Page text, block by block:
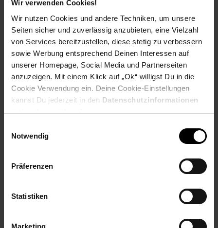
Wir verwenden Cookies!
Wir nutzen Cookies und andere Techniken, um unsere
Seiten sicher und zuverlässig anzubieten, eine Vielzahl
von Services bereitzustellen, diese stetig zu verbessern
sowie Werbung entsprechend Deinen Interessen auf
unserer Homepage, Social Media und Partnerseiten
anzuzeigen. Mit einem Klick auf „Ok“ willigst Du in die
Cookie Verwendung ein. Deine Cookie-Einstellungen
kannst Du jederzeit in den Datenschutzinformationen
ändern bzw. widerrufen.
Notwendig
Präferenzen
Statistiken
Marketing
Abmessungen
Großer Tisch (BxTxH): 46 x 46 x 42 cm
Kleiner Tisch (BxTxH): 36 x 36 x 39 cm
Durchmesser große Tischplatte: 40 cm
Durchmesser kleine Tischplatte: 29 cm
Farbe
In verschiedenen Räumen wie Wohnzimmer
Dank des modernen Designs lässt sich das Set gut mit
unterschiedlichen Einrichtungsstilen kombinieren
Jeder Tisch wurde in liebevoller Handarbeit hergestellt